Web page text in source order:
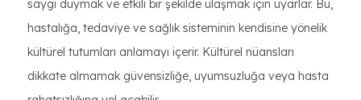
saygı duymak ve etkili bir şekilde ulaşmak için uyarlar. Bu,
hastalığa, tedaviye ve sağlık sisteminin kendisine yönelik
kültürel tutumları anlamayı içerir. Kültürel nüansları
dikkate almamak güvensizliğe, uyumsuzluğa veya hasta